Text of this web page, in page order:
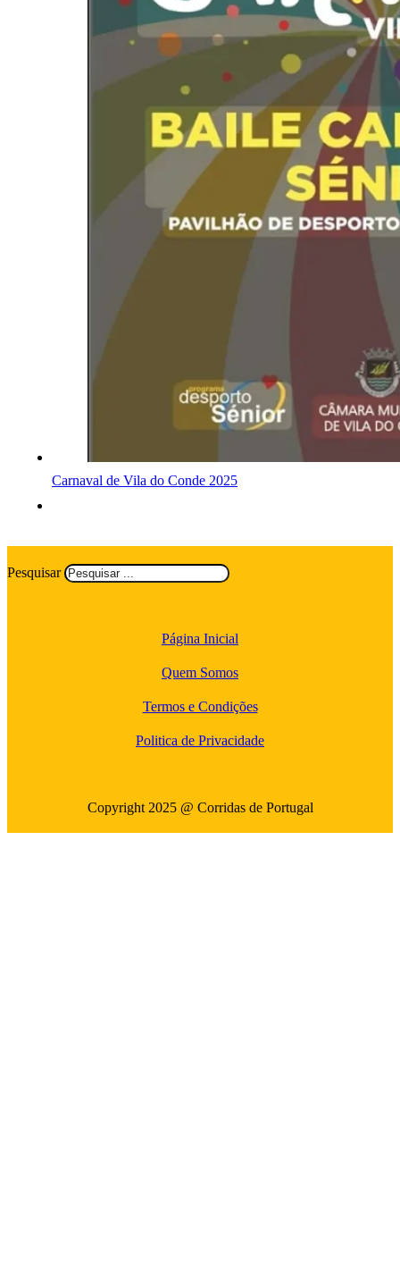
Carnaval de Vila do Conde 2025
Pesquisar
Página Inicial
Quem Somos
Termos e Condições
Politica de Privacidade
Copyright 2025 @ Corridas de Portugal